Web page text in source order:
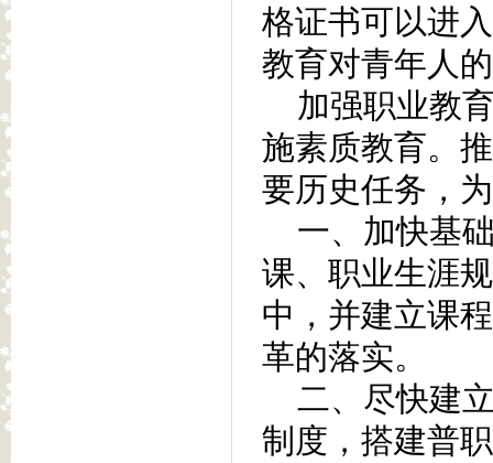
格证书可以进
教育对青年人
加强职业教
施素质教育。
要历史任务，
一、加快基
课、职业生涯
中，并建立课
革的落实。
二、尽快建
制度，搭建普